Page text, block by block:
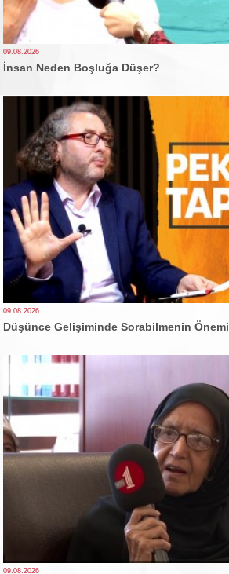
09.08.2026
İnsan Neden Boşluğa Düşer?
09.08.2026
Düşünce Gelişiminde Sorabilmenin Önemi
09.08.2026